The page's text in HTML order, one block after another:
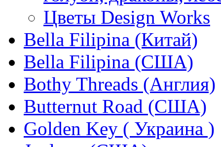
Цветы Design Works
Bella Filipina (Китай)
Bella Filipina (США)
Bothy Threads (Англия)
Butternut Road (США)
Golden Key ( Украина )